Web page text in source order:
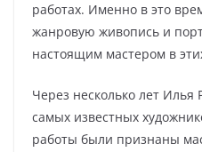
работах. Именно в это
жанровую живопись и
настоящим мастером в
Через несколько лет Илья
самых известных
работы были признаны